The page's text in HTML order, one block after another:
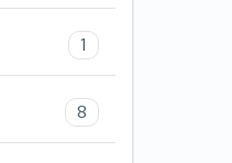
1
8